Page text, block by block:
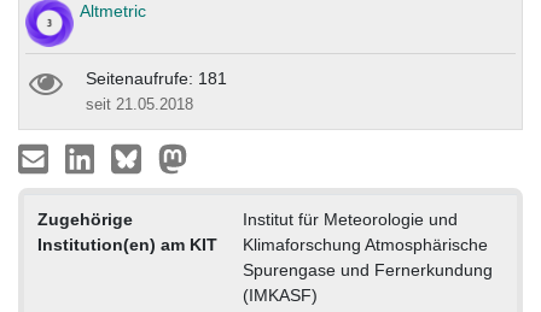
Altmetric
Seitenaufrufe: 181
seit 21.05.2018
Zugehörige
Institution(en) am KIT
Institut für Meteorologie und
Klimaforschung Atmosphärische
Spurengase und Fernerkundung
(IMKASF)